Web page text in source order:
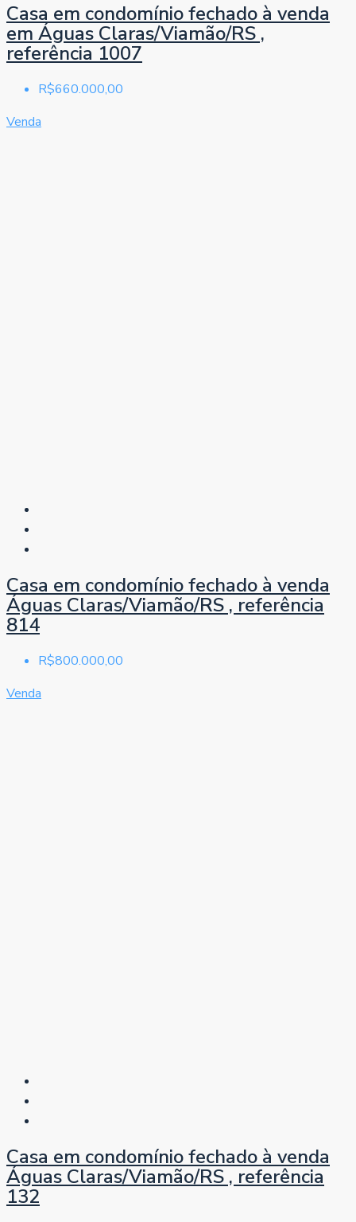
Casa em condomínio fechado à venda
em Águas Claras/Viamão/RS ,
referência 1007
R$660.000,00
Venda
Casa em condomínio fechado à venda
Águas Claras/Viamão/RS , referência
814
R$800.000,00
Venda
Casa em condomínio fechado à venda
Águas Claras/Viamão/RS , referência
132